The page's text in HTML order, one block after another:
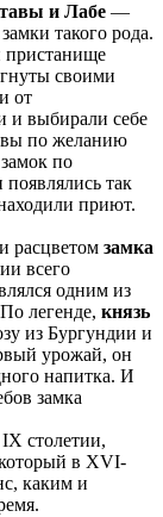
и Лабе —
такого рода.
пристанище
своими
от
и выбирали себе
по желанию
по
так
приют.
расцветом замка
всего
одним из
легенде, князь
из Бургундии и
урожай, он
напитка. И
замка
столетии,
в XVI-
каким и